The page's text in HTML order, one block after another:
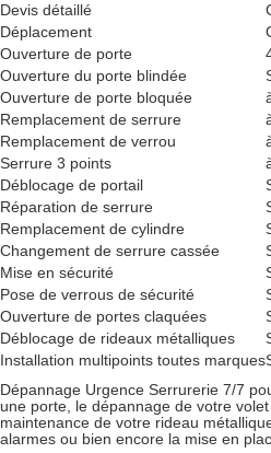
Devis détaillé
Déplacement
Ouverture de porte
Ouverture du porte blindée
Ouverture de porte bloquée
Remplacement de serrure
Remplacement de verrou
Serrure 3 points
Déblocage de portail
Réparation de serrure
Remplacement de cylindre
Changement de serrure cassée
Mise en sécurité
Pose de verrous de sécurité
Ouverture de portes claquées
Déblocage de rideaux métalliques
Installation multipoints toutes marques
Dépannage Urgence Serrurerie 7/7
une porte, le dépannage de votre
maintenance de votre rideau
alarmes ou bien encore la mise en